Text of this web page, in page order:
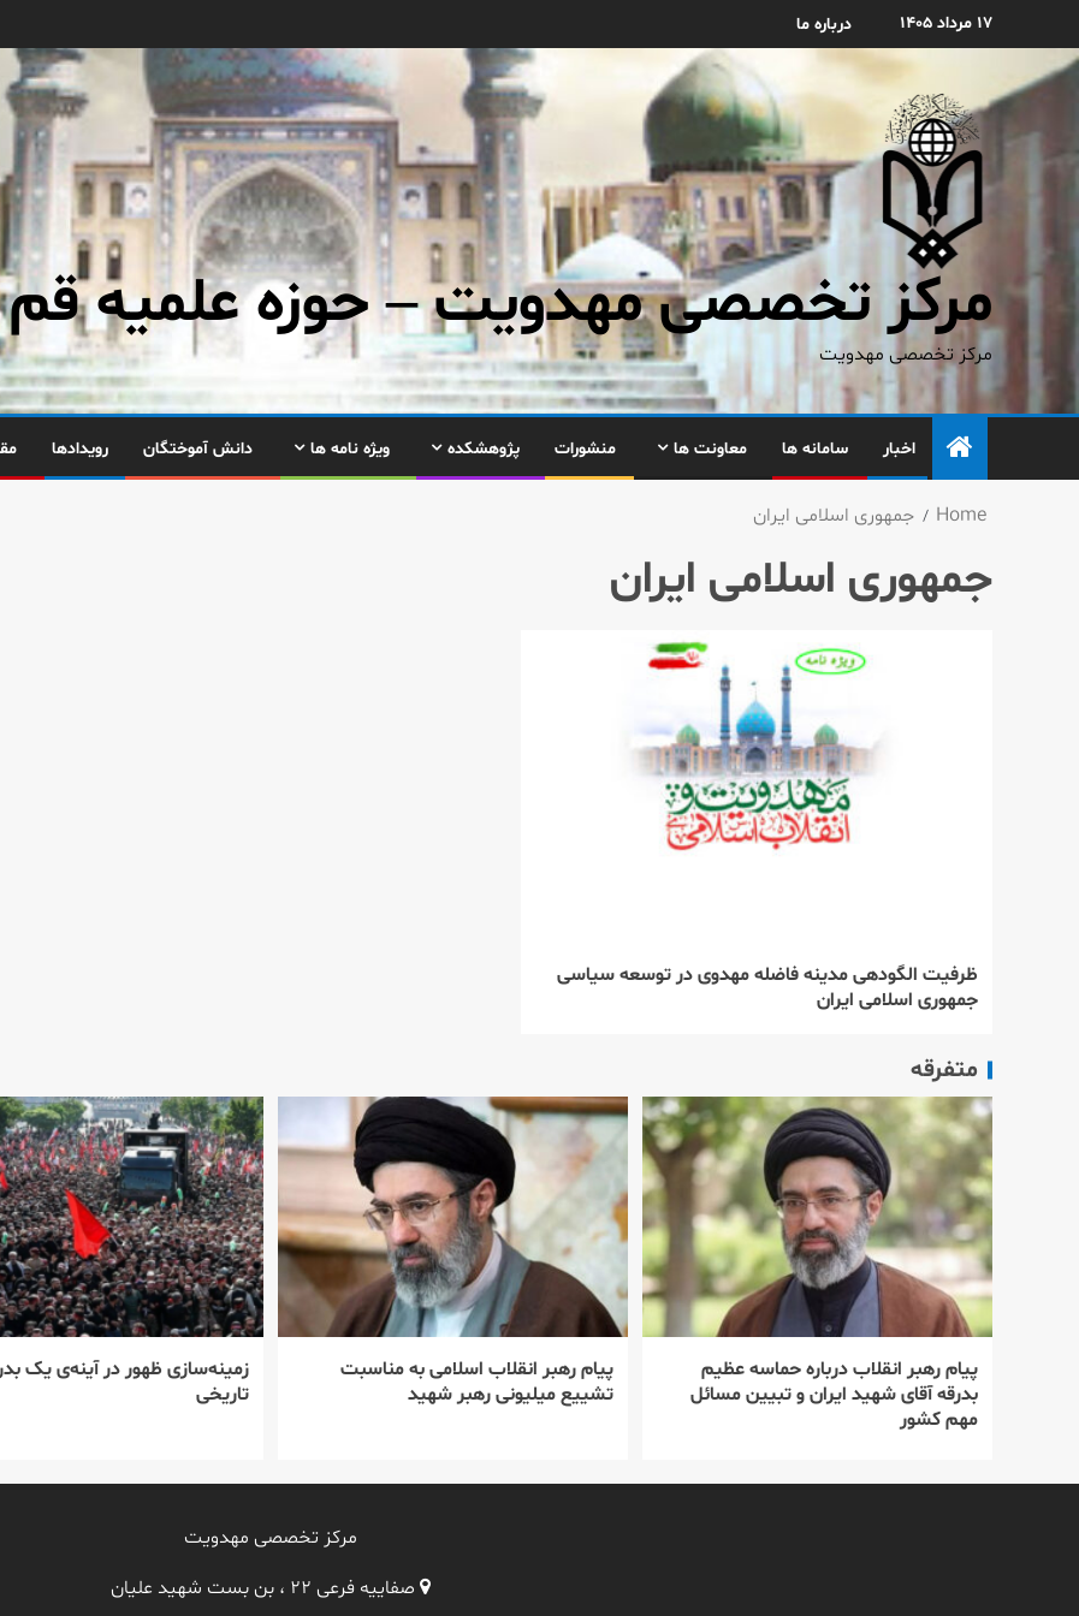
۱۷ مرداد ۱۴۰۵ درباره ما
مرکز تخصصی مهدویت – حوزه علمیه قم
مرکز تخصصی مهدویت
اخبار سامانه ها معاونت ها منشورات پژوهشکده ویژه نامه ها دانش آموختگان رویدادها
Home جمهوری اسلامی ایران
جمهوری اسلامی ایران
ظرفیت الگودهی مدینه فاضله مهدوی در توسعه سیاسی
جمهوری اسلامی ایران
متفرقه
پیام رهبر انقلاب درباره حماسه عظیم
بدرقه آقای شهید ایران و تبیین مسائل
مهم کشور
پیام رهبر انقلاب اسلامی به مناسبت
تشییع میلیونی رهبر شهید
زمینه‌سازی ظهور در آینه‌ی یک
تاریخی
مرکز تخصصی مهدویت
صفاییه فرعی ۲۲ ، بن بست شهید علیان